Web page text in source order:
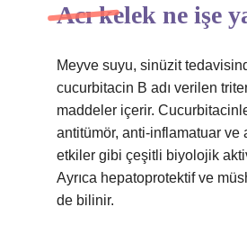
Acı kelek ne işe
Meyve suyu, sinüzit
cucurbitacin B adı verilen
maddeler içerir.
antitümör, anti-inflamatuar ve
etkiler gibi çeşitli biyolojik
Ayrıca hepatoprotektif ve
de bilinir.